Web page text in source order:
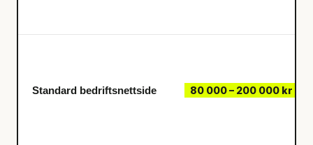
Standard bedriftsnettside 80 000 – 200 000 kr